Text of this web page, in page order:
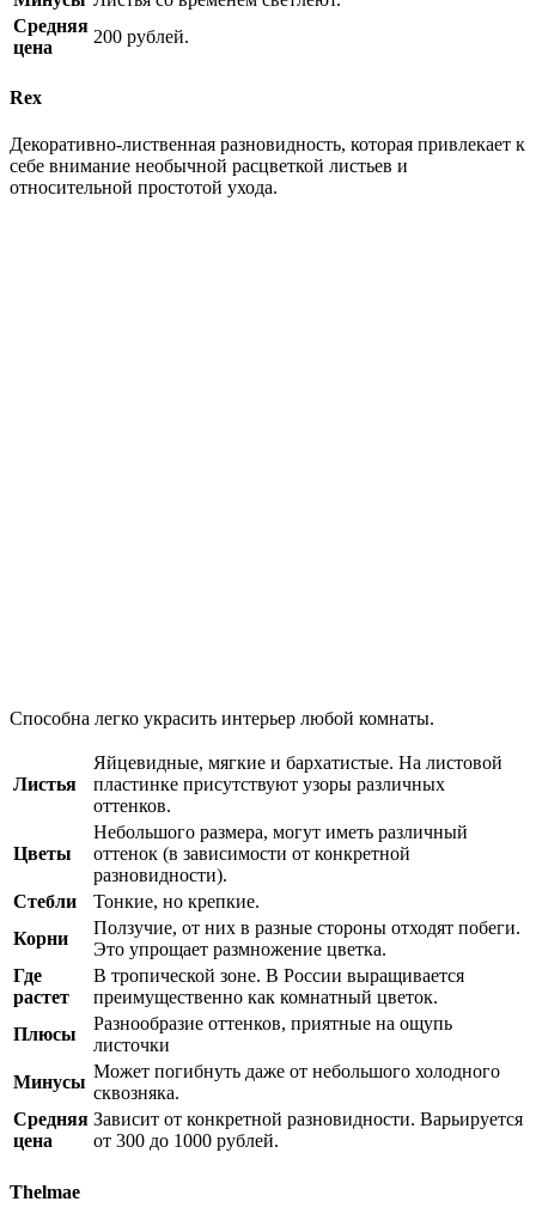
Средняя
цена
200 рублей.
Rex
Декоративно-лиственная разновидность, которая привлекает к
себе внимание необычной расцветкой листьев и
относительной простотой ухода.
Способна легко украсить интерьер любой комнаты.
Листья
Яйцевидные, мягкие и бархатистые. На листовой
пластинке присутствуют узоры различных
оттенков.
Цветы
Небольшого размера, могут иметь различный
оттенок (в зависимости от конкретной
разновидности).
Стебли
Тонкие, но крепкие.
Корни
Ползучие, от них в разные стороны отходят побеги.
Это упрощает размножение цветка.
Где
растет
В тропической зоне. В России выращивается
преимущественно как комнатный цветок.
Плюсы
Разнообразие оттенков, приятные на ощупь
листочки
Минусы
Может погибнуть даже от небольшого холодного
сквозняка.
Средняя
цена
Зависит от конкретной разновидности. Варьируется
от 300 до 1000 рублей.
Thelmae